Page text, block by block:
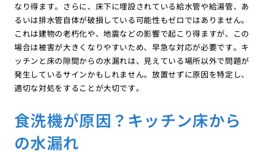
なり得ます。さらに、床下に埋設されている給水管や給湯管、あ
るいは排水管自体が破損している可能性もゼロではありません。
これは建物の老朽化や、地震などの影響で起こり得ますが、この
場合は被害が大きくなりやすいため、早急な対応が必要です。キ
ッチンと床の隙間からの水漏れは、見えている場所以外で問題が
発生しているサインかもしれません。放置せずに原因を特定し、
適切な対処をすることが大切です。
食洗機が原因？キッチン床から
の水漏れ